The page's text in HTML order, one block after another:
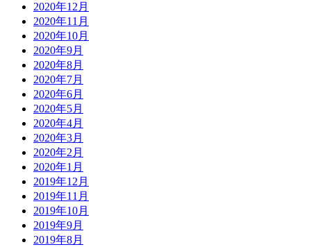
2020年12月
2020年11月
2020年10月
2020年9月
2020年8月
2020年7月
2020年6月
2020年5月
2020年4月
2020年3月
2020年2月
2020年1月
2019年12月
2019年11月
2019年10月
2019年9月
2019年8月